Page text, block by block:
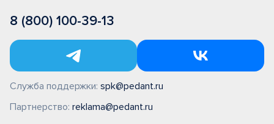
8 (800) 100-39-13
Служба поддержки: spk@pedant.ru
Партнерство: reklama@pedant.ru